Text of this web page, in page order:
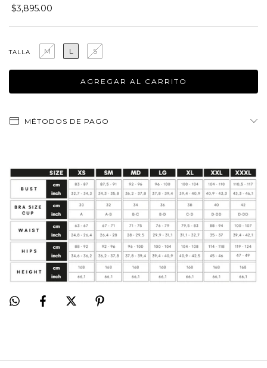
$3,895.00
TALLA M L S
MÉTODOS DE PAGO